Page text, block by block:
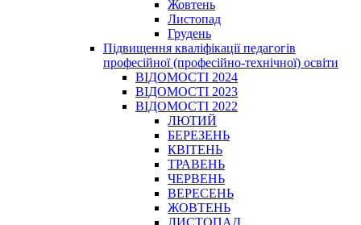
Жовтень
Листопад
Грудень
Підвищення кваліфікації педагогів
професійної (професійно-технічної) освіти
ВІДОМОСТІ 2024
ВІДОМОСТІ 2023
ВІДОМОСТІ 2022
ЛЮТИЙ
БЕРЕЗЕНЬ
КВІТЕНЬ
ТРАВЕНЬ
ЧЕРВЕНЬ
ВЕРЕСЕНЬ
ЖОВТЕНЬ
ЛИСТОПАД